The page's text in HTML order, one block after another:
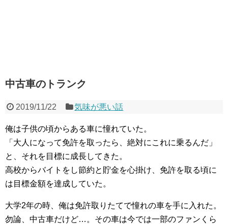
中古車のトランク
2019/11/22 気味が悪い話
俺は子供の頃からある車に憧れていた。
「大人になって免許を取ったら、絶対にこれに乗るんだ」
と、それを目標に成長してきた。
高校からバイトをし節約と貯金を心掛け、免許を取る頃に
は目標金額を達成していた。
大学2年の時、俺は免許取りたてで憧れの車を手に入れた。
勿論、中古車だけど…。その車は今では一部のファンくら